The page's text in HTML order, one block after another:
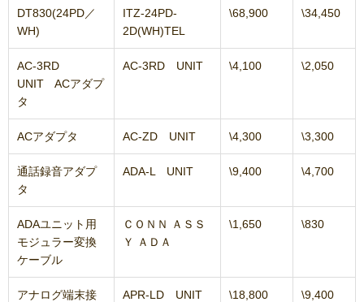
DT830(24PD／
WH)
ITZ-24PD-
2D(WH)TEL
\68,900 \34,450
AC-3RD
UNIT ACアダプ
タ
AC-3RD UNIT \4,100 \2,050
ACアダプタ AC-ZD UNIT \4,300 \3,300
通話録音アダプ
タ
ADA-L UNIT \9,400 \4,700
ADAユニット用
モジュラー変換
ケーブル
ＣＯＮＮ ＡＳＳ
Ｙ ＡＤＡ
\1,650 \830
アナログ端末接
APR-LD UNIT \18,800 \9,400